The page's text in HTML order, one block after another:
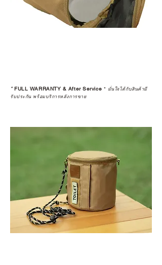
*FULL WARRANTY & After Service * มั่นใจได้กับสินค้ามี
รับประกัน พร้อมบริการหลังการขาย